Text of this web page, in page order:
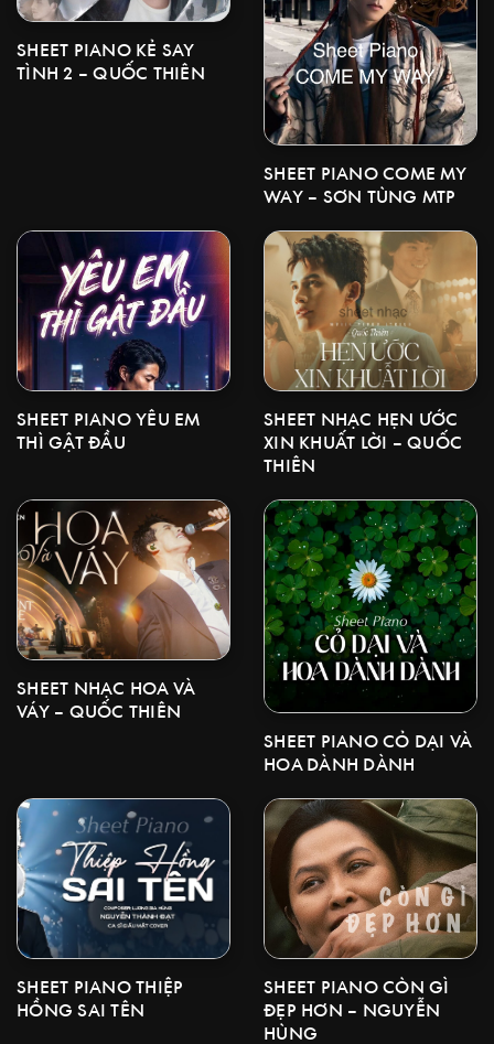
SHEET PIANO KẺ SAY
TÌNH 2 – QUỐC THIÊN
SHEET PIANO COME MY
WAY – SƠN TÙNG MTP
SHEET PIANO YÊU EM
THÌ GẬT ĐẦU
SHEET NHẠC HẸN ƯỚC
XIN KHUẤT LỜI – QUỐC
THIÊN
SHEET NHẠC HOA VÀ
VÁY – QUỐC THIÊN
SHEET PIANO CỎ DẠI VÀ
HOA DÀNH DÀNH
SHEET PIANO THIỆP
HỒNG SAI TÊN
SHEET PIANO CÒN GÌ
ĐẸP HƠN – NGUYỄN
HÙNG